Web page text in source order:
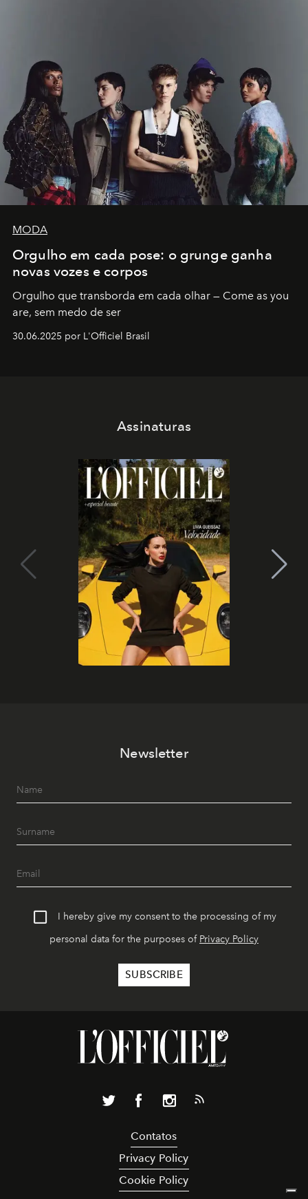
MODA
Orgulho em cada pose: o grunge ganha
novas vozes e corpos
Orgulho que transborda em cada olhar — Come as you
are, sem medo de ser
30.06.2025 por L'Officiel Brasil
Assinaturas
Newsletter
I hereby give my consent to the processing of my
personal data for the purposes of Privacy Policy
Contatos
Privacy Policy
Cookie Policy